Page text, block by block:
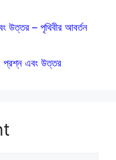
উত্তর – পৃথিবীর আবর্তন
প্রশ্ন এবং উত্তর